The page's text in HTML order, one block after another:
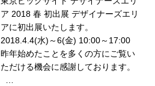
ア 2018 春 初出展 デザイナーズエリ
アに初出展いたします。
2018.4.4(水)～6(金) 10:00～17:00
昨年始めたことを多くの方にご覧い
ただける機会に感謝しております。
…